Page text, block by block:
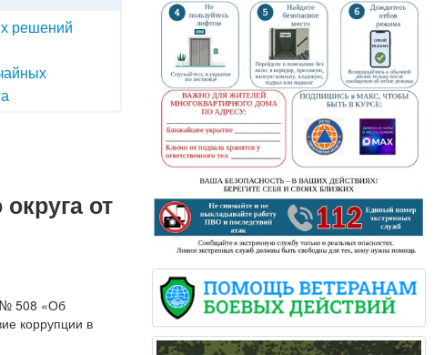
решений
от
№ 508 «Об
коррупции в